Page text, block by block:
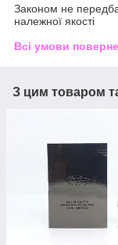
Законом не
належної якості
Всі умови
З цим товаром